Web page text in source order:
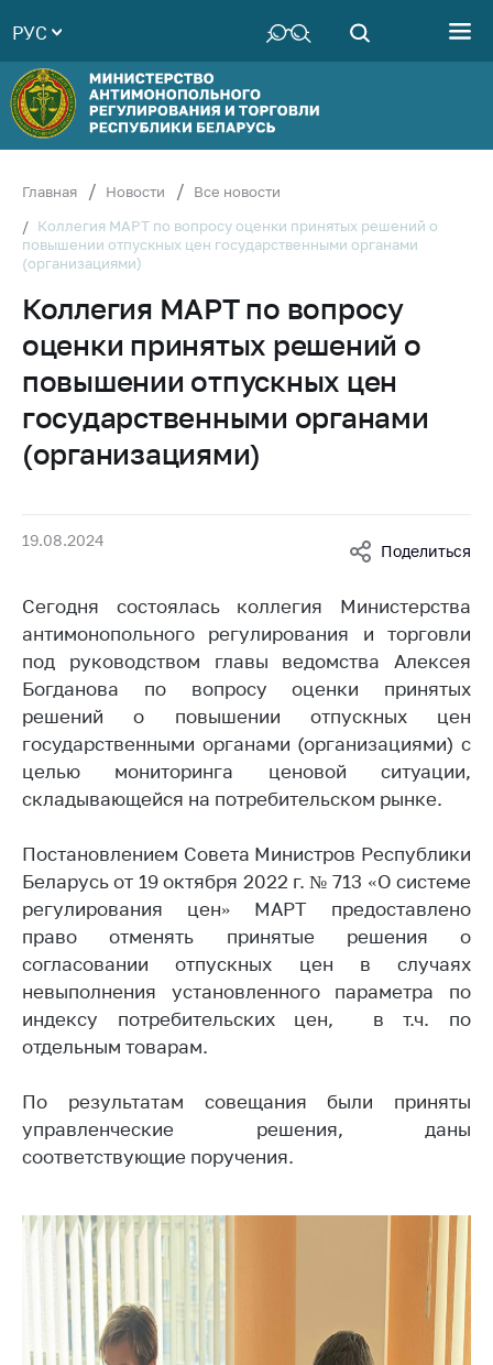
Руководство
Структура
Министерства
Территориальные
Законодательство
деятельность
Общественно-
консультативный
совет
Соискателям
Награждения
универсальная
Общественная
жизнь
Идеологическая
работа
Официальные
геральдические
символы
5 лет МАРТ
Деятельность
Ценовая политика
Антимонопольное
регулирование и
конкуренция
Торговля и услуги
Регулирование и
Защита прав
потребителей
деятельности
Международное
сотрудничество
Применение мер
нетарифного
РУС
Главная Новости
Все новости
Коллегия МАРТ по вопросу оценки принятых решений о
повышении отпускных цен государственными органами
(организациями)
Коллегия МАРТ по вопросу
оценки принятых решений о
повышении отпускных цен
государственными органами
(организациями)
19.08.2024
Поделиться
Сегодня состоялась коллегия Министерства
антимонопольного регулирования и торговли
под руководством главы ведомства Алексея
Богданова по вопросу оценки принятых
решений о повышении отпускных цен
государственными органами (организациями) с
целью мониторинга ценовой ситуации,
складывающейся на потребительском рынке.
Постановлением Совета Министров Республики
Беларусь от 19 октября 2022 г. № 713 «О системе
регулирования цен» МАРТ предоставлено
право отменять принятые решения о
согласовании отпускных цен в случаях
невыполнения установленного параметра по
индексу потребительских цен, в т.ч. по
отдельным товарам.
По результатам совещания были приняты
управленческие решения, даны
соответствующие поручения.